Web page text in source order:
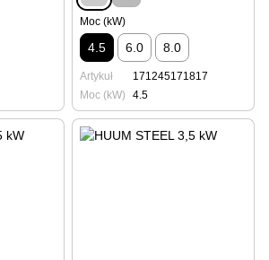
Moc (kW)
4.5 6.0 8.0
Artykuł
171245171817
Moc (kW)
4.5